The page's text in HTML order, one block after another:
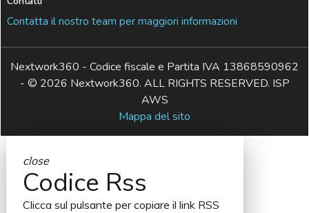
Contatta il nostro team per maggiori informazioni
Nextwork360 - Codice fiscale e Partita IVA 13868590962
- © 2026 Nextwork360. ALL RIGHTS RESERVED. ISP
AWS
Mappa del sito
close
Codice Rss
Clicca sul pulsante per copiare il link RSS